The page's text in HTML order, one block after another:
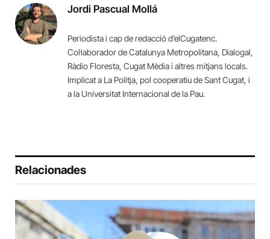
Jordi Pascual Mollá
Periodista i cap de redacció d’elCugatenc.
Col·laborador de Catalunya Metropolitana, Dialogal,
Ràdio Floresta, Cugat Mèdia i altres mitjans locals.
Implicat a La Politja, pol cooperatiu de Sant Cugat, i
a la Universitat Internacional de la Pau.
Relacionades